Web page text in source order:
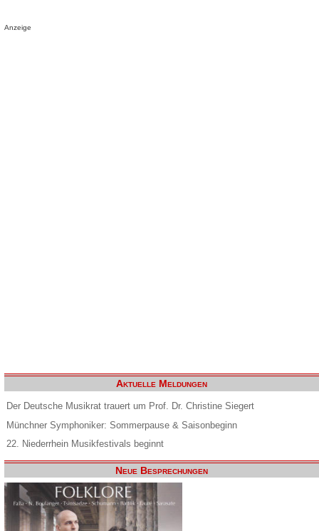
Anzeige
Aktuelle Meldungen
Der Deutsche Musikrat trauert um Prof. Dr. Christine Siegert
Münchner Symphoniker: Sommerpause & Saisonbeginn
22. Niederrhein Musikfestivals beginnt
Neue Besprechungen